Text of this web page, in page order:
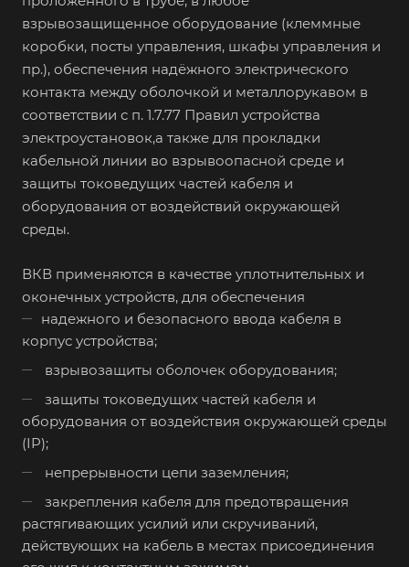
взрывозащищенное оборудование (клеммные
коробки, посты управления, шкафы управления и
пр.), обеспечения надёжного электрического
контакта между оболочкой и металлорукавом в
соответствии с п. 1.7.77 Правил устройства
электроустановок,а также для прокладки
кабельной линии во взрывоопасной среде и
защиты токоведущих частей кабеля и
оборудования от воздействий окружающей
среды.
ВКВ применяются в качестве уплотнительных и
оконечных устройств, для обеспечения
надежного и безопасного ввода кабеля в
корпус устройства;
взрывозащиты оболочек оборудования;
защиты токоведущих частей кабеля и
оборудования от воздействия окружающей среды
(IP);
непрерывности цепи заземления;
закрепления кабеля для предотвращения
растягивающих усилий или скручиваний,
действующих на кабель в местах присоединения